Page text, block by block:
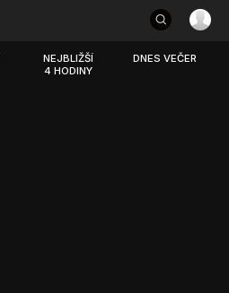
NEJBLIŽŠÍ
4 HODINY
DNES VEČER